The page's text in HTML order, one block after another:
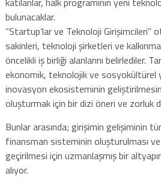
bulunacaklar.
“Startup’lar ve Teknoloji Girişimcileri”
sakinleri, teknoloji şirketleri ve
öncelikli iş birliği alanlarını belirlediler.
ekonomik, teknolojik ve sosyokültürel
inovasyon ekosisteminin
oluşturmak için bir dizi öneri ve zorluk
Bunlar arasında; girişimin gelişiminin
finansman sisteminin oluşturulması
geçirilmesi için uzmanlaşmış bir
alıyor.